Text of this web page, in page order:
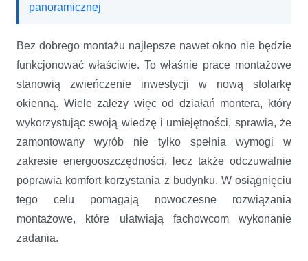
panoramicznej
Bez dobrego montażu najlepsze nawet okno nie będzie
funkcjonować właściwie. To właśnie prace montażowe
stanowią zwieńczenie inwestycji w nową stolarkę
okienną. Wiele zależy więc od działań montera, który
wykorzystując swoją wiedzę i umiejętności, sprawia, że
zamontowany wyrób nie tylko spełnia wymogi w
zakresie energooszczędności, lecz także odczuwalnie
poprawia komfort korzystania z budynku. W osiągnięciu
tego celu pomagają nowoczesne rozwiązania
montażowe, które ułatwiają fachowcom wykonanie
zadania.